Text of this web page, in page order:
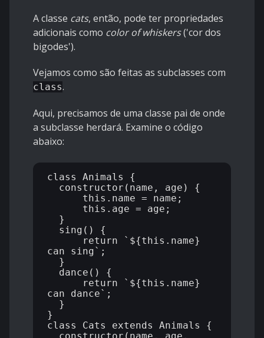
A classe cats, então, pode ter propriedades
adicionais como color of whiskers('cor dos
bigodes').
Vejamos como são feitas as subclasses com
class.
Aqui, precisamos de uma classe pai de onde
a subclasse herdará. Examine o código
abaixo:
class Animals {
can sing`;
can dance`;
}
class Cats extends Animals {